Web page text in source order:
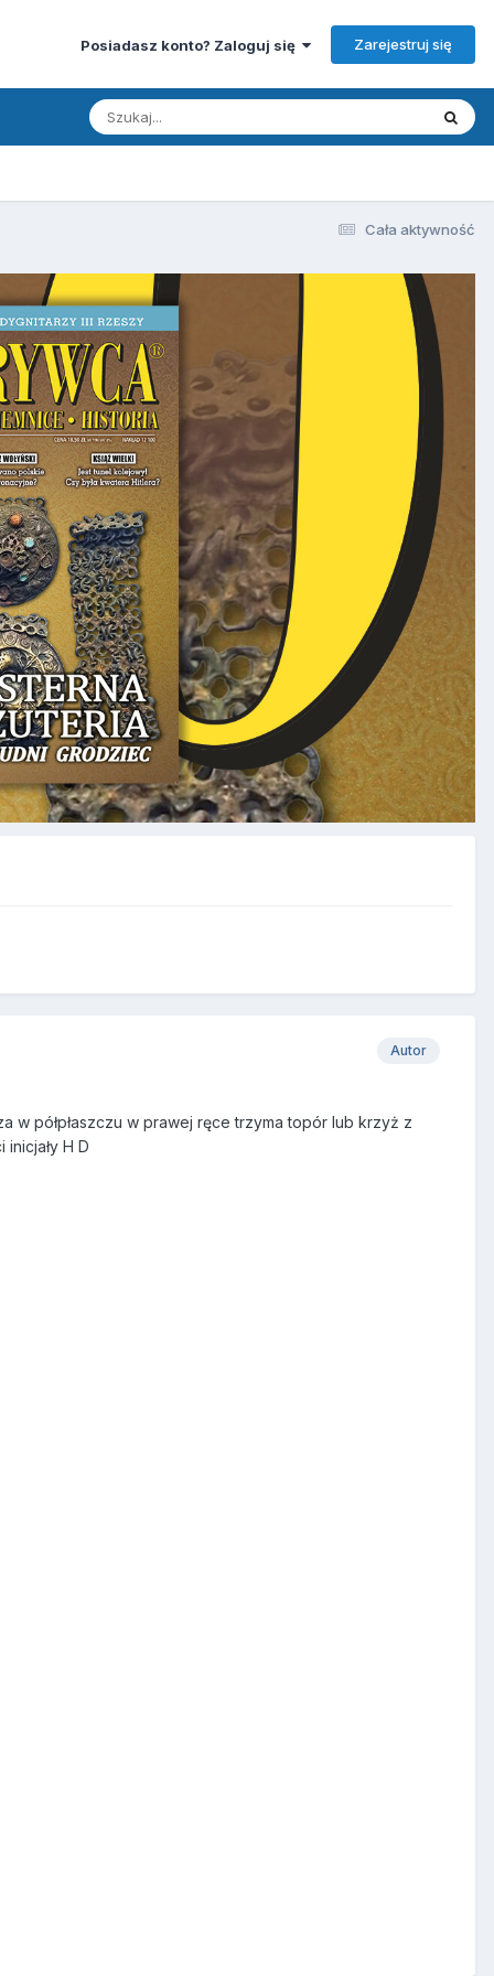
Posiadasz konto? Zaloguj się Zarejestruj się
Cała aktywność
Autor
w półpłaszczu w prawej ręce trzyma topór lub krzyż z
H D